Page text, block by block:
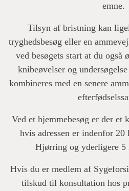
emne.
Tilsyn af bristning kan
tryghedsbesøg eller en
ved besøgets start at du også
knibeøvelser og
kombineres med en senere
Ved et hjemmebesøg er der
hvis adressen er indenfor
Hjørring og yderligere 5
Hvis du er medlem af
tilskud til konsultation hos